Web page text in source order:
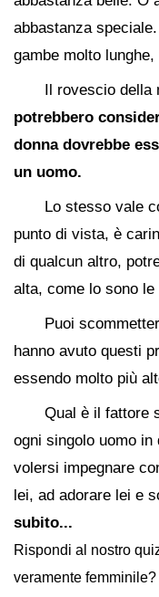
abbastanza
gambe molto
Il rovescio della
potrebbero
donna dovrebbe
un uomo.
Lo stesso vale
punto di vista, è
di qualcun altro,
alta, come lo sono le
Puoi
hanno avuto questi
essendo molto più
Qual è il fattore
ogni singolo uomo
volersi impegnare
lei, ad adorare lei e
subito...
Rispondi al nostro
veramente femminile?